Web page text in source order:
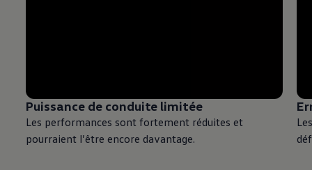
Puissance de conduite limitée
Les performances sont fortement réduites et
pourraient l’être encore davantage.